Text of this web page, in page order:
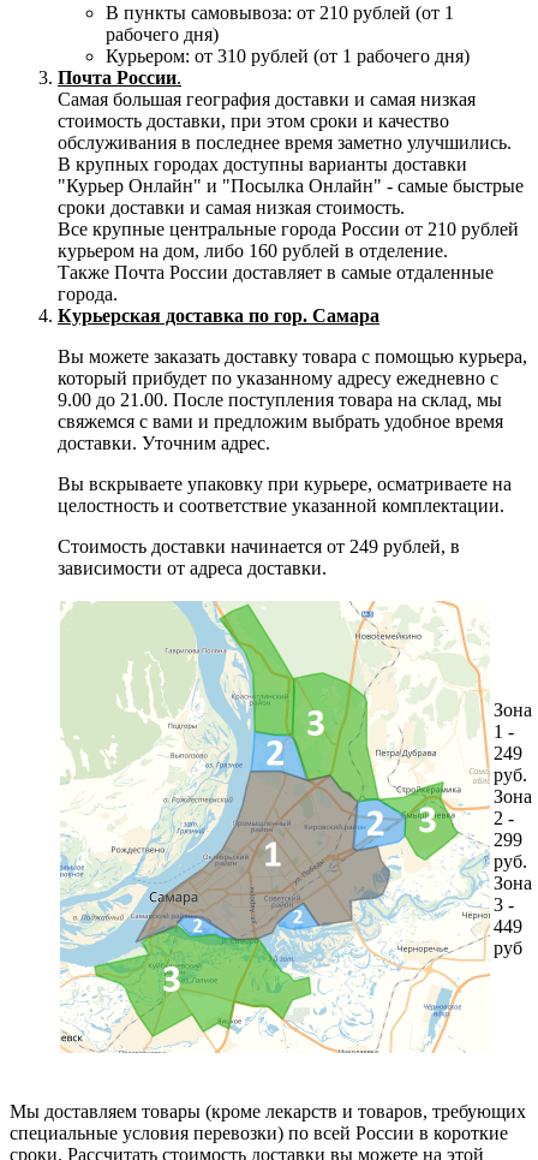
В пункты самовывоза: от 210 рублей (от 1
рабочего дня)
Курьером: от 310 рублей (от 1 рабочего дня)
Почта России.
Самая большая география доставки и самая низкая
стоимость доставки, при этом сроки и качество
обслуживания в последнее время заметно улучшились.
В крупных городах доступны варианты доставки
"Курьер Онлайн" и "Посылка Онлайн" - самые быстрые
сроки доставки и самая низкая стоимость.
Все крупные центральные города России от 210 рублей
курьером на дом, либо 160 рублей в отделение.
Также Почта России доставляет в самые отдаленные
города.
Курьерская доставка по гор. Самара
Вы можете заказать доставку товара с помощью курьера,
который прибудет по указанному адресу ежедневно с
9.00 до 21.00. После поступления товара на склад, мы
свяжемся с вами и предложим выбрать удобное время
доставки. Уточним адрес.
Вы вскрываете упаковку при курьере, осматриваете на
целостность и соответствие указанной комплектации.
Стоимость доставки начинается от 249 рублей, в
зависимости от адреса доставки.
Зона
1 -
249
руб.
Зона
2 -
299
руб.
Зона
3 -
449
руб
Мы доставляем товары (кроме лекарств и товаров, требующих
специальные условия перевозки) по всей России в короткие
сроки. Рассчитать стоимость доставки вы можете на этой